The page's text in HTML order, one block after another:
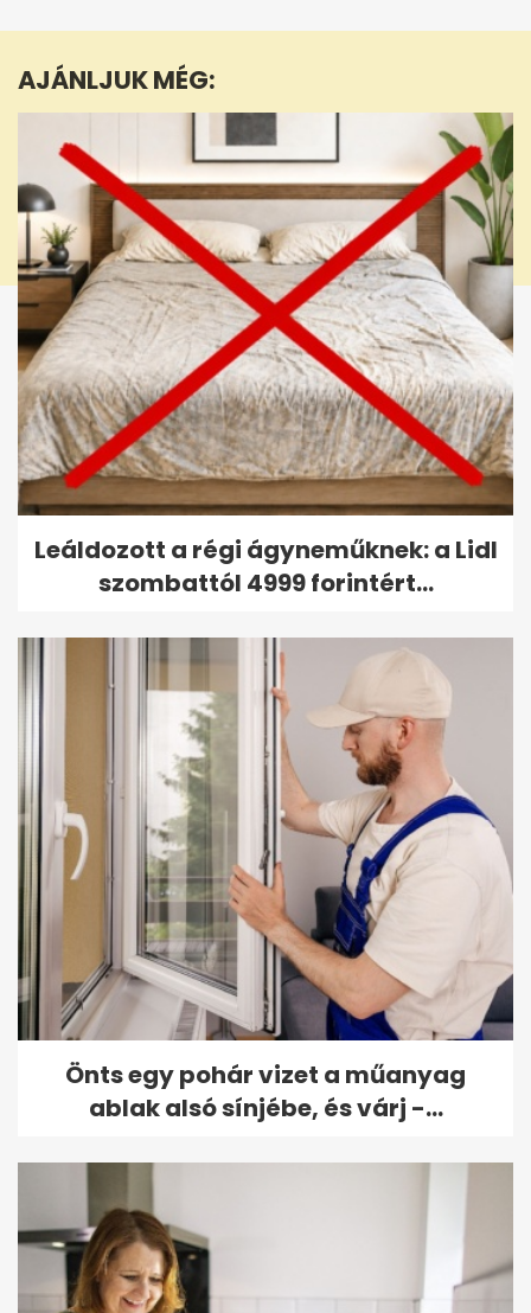
56
AJÁNLJUK MÉG:
Leáldozott a régi ágyneműknek: a Lidl
szombattól 4999 forintért...
Önts egy pohár vizet a műanyag
ablak alsó sínjébe, és várj -...